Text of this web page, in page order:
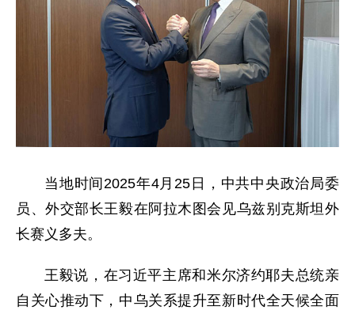
当地时间2025年4月25日，中共中央政治局委
员、外交部长王毅在阿拉木图会见乌兹别克斯坦外
长赛义多夫。
王毅说，在习近平主席和米尔济约耶夫总统亲
自关心推动下，中乌关系提升至新时代全天候全面